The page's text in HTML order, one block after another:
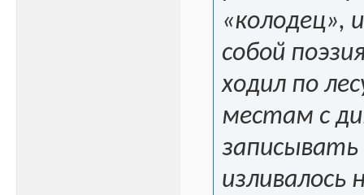
«колодец»,
собой
ходил по
местам с
изливалось